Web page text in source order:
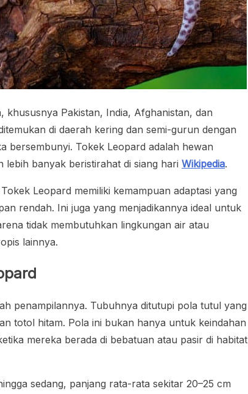
khususnya Pakistan, India, Afghanistan, dan
di daerah kering dan semi-gurun dengan
bersembunyi. Tokek Leopard adalah hewan
banyak beristirahat di siang hari Wikipedia.
Leopard memiliki kemampuan adaptasi yang
rendah. Ini juga yang menjadikannya ideal untuk
tidak membutuhkan lingkungan air atau
lainnya.
penampilannya. Tubuhnya ditutupi pola tutul yang
totol hitam. Pola ini bukan hanya untuk keindahan
mereka berada di bebatuan atau pasir di habitat
sedang, panjang rata-rata sekitar 20–25 cm